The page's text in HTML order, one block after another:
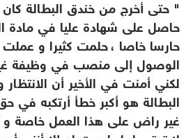
" حتى أخرج من خندق البطالة
حاصل على شهادة عليا في مادة
حارسا خاصا ،حلمت كثيرا و
الوصول إلى منصب في وظيفة
لكني أمنت في الأخير أن
البطالة هو أكبر خطأ أرتكبه في
غير راض على هذا العمل خاصة و